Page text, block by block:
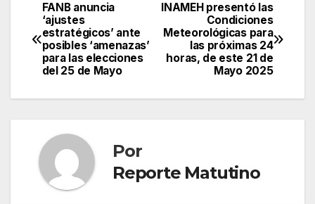
Navegación
de
entradas
INAMEH presentó las
Condiciones
Meteorológicas para
las próximas 24
horas, de este 21 de
Mayo 2025
FANB anuncia
‘ajustes
estratégicos’ ante
posibles ‘amenazas’
para las elecciones
del 25 de Mayo
Por
Reporte Matutino